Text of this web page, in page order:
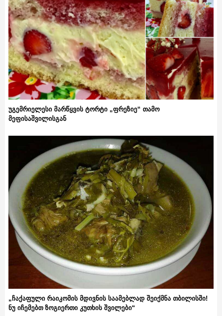
უგემრიელესი მარწყვის ტორტი „ფრეზიე“ თამო
მეფისაშვილისგან
„ჩაქაფული რაიკომის მდივნის საამებლად შეიქმნა თბილისში!
ნუ იჩემებთ ზოგიერთი კუთხის შვილები“